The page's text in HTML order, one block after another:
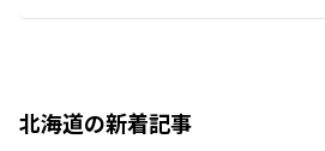
北海道の新着記事